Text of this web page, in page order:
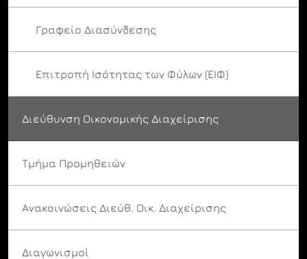
Γραφείο Διασύνδεσης
Επιτροπή Ισότητας των Φύλων (ΕΙΦ)
Διεύθυνση Οικονομικής Διαχείρισης
Τμήμα Προμηθειών
Ανακοινώσεις Διεύθ. Οικ. Διαχείρισης
Διαγωνισμοί